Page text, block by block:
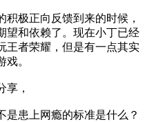
极正向反馈到来的时候，
望和依赖了。现在小丁已经
王者荣耀，但是有一点其实
。
，
患上网瘾的标准是什么？